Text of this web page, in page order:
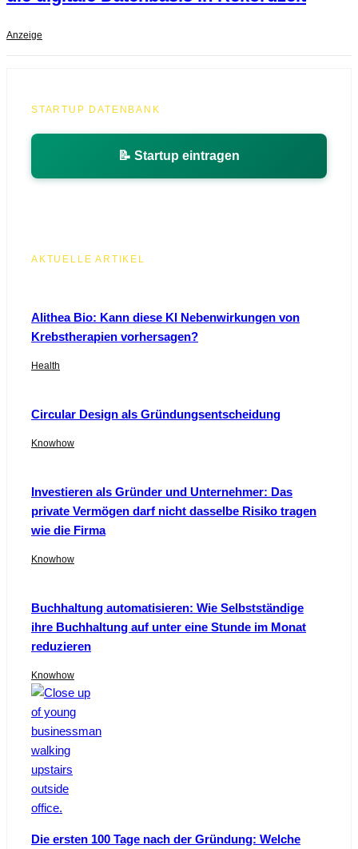
Anzeige
STARTUP DATENBANK
📝 Startup eintragen
AKTUELLE ARTIKEL
Alithea Bio: Kann diese KI Nebenwirkungen von
Krebstherapien vorhersagen?
Health
Circular Design als Gründungsentscheidung
Knowhow
Investieren als Gründer und Unternehmer: Das
private Vermögen darf nicht dasselbe Risiko tragen
wie die Firma
Knowhow
Buchhaltung automatisieren: Wie Selbstständige
ihre Buchhaltung auf unter eine Stunde im Monat
reduzieren
Knowhow
Die ersten 100 Tage nach der Gründung: Welche